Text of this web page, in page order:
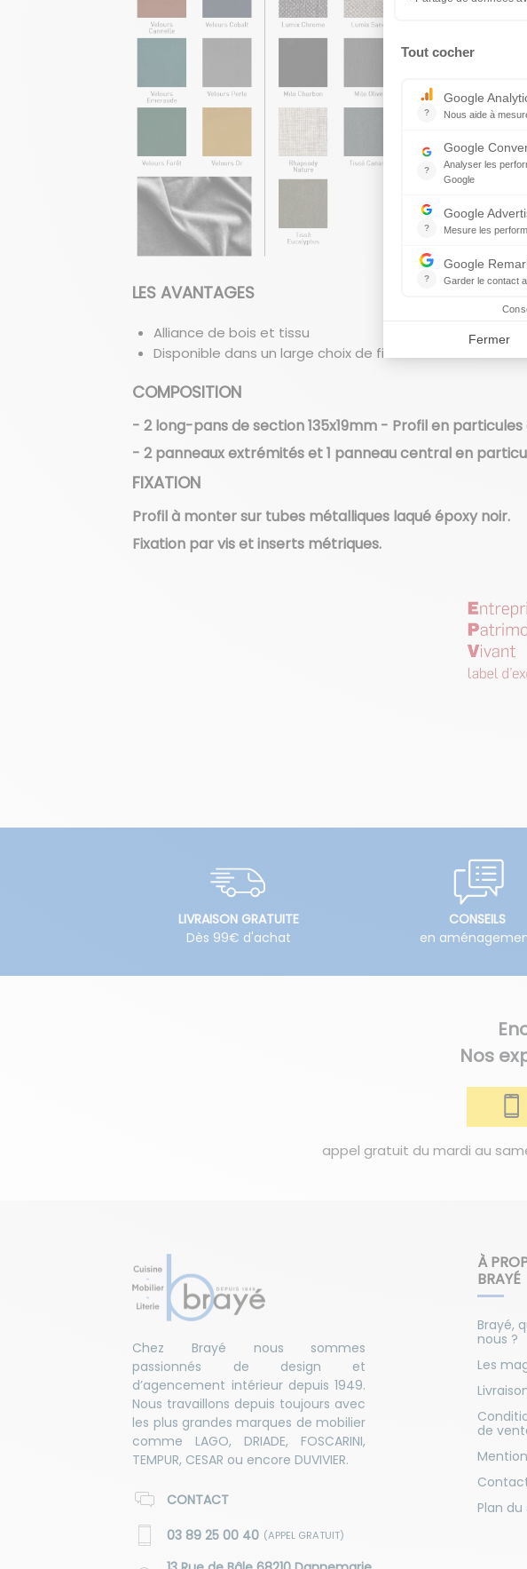
LES AVANTAGES
Alliance de bois et tissu
Disponible dans un large choix de finitions de tissus et
COMPOSITION
- 2 long-pans de section 135x19mm - Profil en
- 2 panneaux extrémités et 1 panneau central en
FIXATION
Profil à monter sur tubes métalliques laqué époxy noir.
Fixation par vis et inserts métriques.
Nos
appel gratuit du mardi au
LIVRAISON GRATUITE
Dès 99€ d'achat
CONSEILS
en
À
BRAYÉ
Brayé,
nous ?
Les
de
Plan du
Chez Brayé nous sommes
passionnés de design et
d’agencement intérieur depuis 1949.
Nous travaillons depuis toujours avec
les plus grandes marques de mobilier
comme LAGO, DRIADE, FOSCARINI,
TEMPUR, CESAR ou encore DUVIVIER.
CONTACT
03 89 25 00 40 (APPEL GRATUIT)